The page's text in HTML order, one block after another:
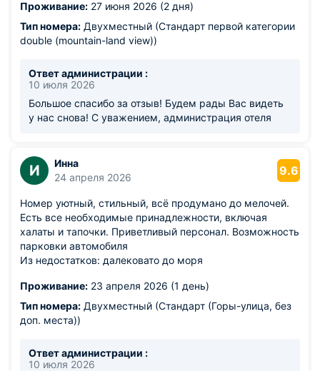
Проживание: 27 июня 2026 (2 дня)
Тип номера: Двухместный (Стандарт первой категории
double (mountain-land view))
Ответ администрации :
10 июля 2026
Большое спасибо за отзыв! Будем рады Вас видеть
у нас снова! С уважением, администрация отеля
И
Инна
24 апреля 2026
9.6
Номер уютный, стильный, всё продумано до мелочей.
Есть все необходимые принадлежности, включая
халаты и тапочки. Приветливый персонал. Возможность
парковки автомобиля
Из недостатков: далековато до моря
Проживание: 23 апреля 2026 (1 день)
Тип номера: Двухместный (Стандарт (Горы-улица, без
доп. места))
Ответ администрации :
10 июля 2026